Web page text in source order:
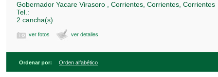
Gobernador Yacare Virasoro , Corrientes, Corrientes, Corrientes
Tel.:
2 cancha(s)
ver fotos ver detalles
Ordenar por: Orden alfabético